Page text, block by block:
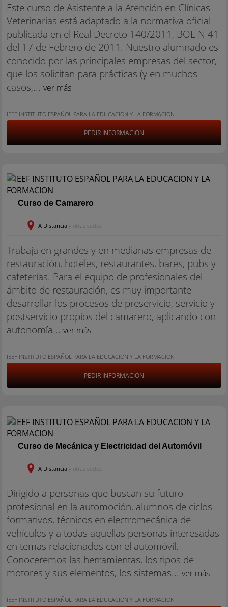
Este curso de Asistente a la Atención en Clínicas
Veterinarias está adaptado a la normativa oficial
publicada en el Real Decreto 140/2011, BOE N 41
del 17 de Febrero de 2011. Nuestro alumnado es
conocido por las principales empresas del sector,
que los solicitan para prácticas (y en muchos
casos,... ver más
IEEF INSTITUTO ESPAÑOL PARA LA EDUCACION Y LA FORMACION
PEDIR INFORMACIÓN
Curso de Camarero
A Distancia y otras sedes
Trabaja en grandes y en medianas empresas de
restauración, hoteles, restaurantes, bares, pubs y
cafeterías. Para el equipo de profesionales del
ámbito de restauración, es muy importante
desarrollar los procesos de preservicio, servicio y
postservicio propios del camarero, aplicando con
autonomía... ver más
IEEF INSTITUTO ESPAÑOL PARA LA EDUCACION Y LA FORMACION
PEDIR INFORMACIÓN
Curso de Mecánica y Electricidad del Automóvil
A Distancia y otras sedes
Dirigido a personas que buscan su futuro
profesional en la automoción, alumnos de ciclos
formativos, técnicos en electromecánica de
vehículos y a todas aquellas personas interesadas
en temas relacionados con el automóvil.
Conoceremos las herramientas, los tipos de
motores y sus elementos, los sistemas... ver más
IEEF INSTITUTO ESPAÑOL PARA LA EDUCACION Y LA FORMACION